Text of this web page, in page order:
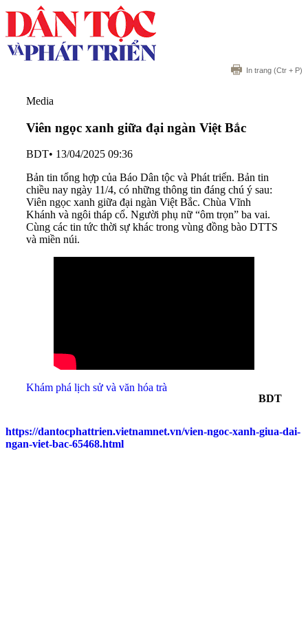
In trang (Ctr + P)
Media
Viên ngọc xanh giữa đại ngàn Việt Bắc
BDT• 13/04/2025 09:36
Bản tin tổng hợp của Báo Dân tộc và Phát triển. Bản tin
chiều nay ngày 11/4, có những thông tin đáng chú ý sau:
Viên ngọc xanh giữa đại ngàn Việt Bắc. Chùa Vĩnh
Khánh và ngôi tháp cổ. Người phụ nữ “ôm trọn” ba vai.
Cùng các tin tức thời sự khác trong vùng đồng bào DTTS
và miền núi.
Khám phá lịch sử và văn hóa trà
BDT
https://dantocphattrien.vietnamnet.vn/vien-ngoc-xanh-giua-dai-
ngan-viet-bac-65468.html